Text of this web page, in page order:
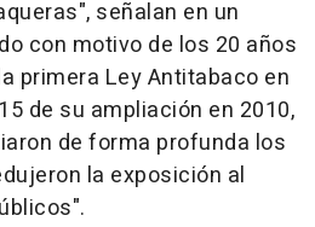
señalan en un
con motivo de los 20 años
primera Ley Antitabaco en
de su ampliación en 2010,
de forma profunda los
la exposición al